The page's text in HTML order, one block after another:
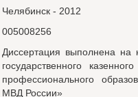
Челябинск - 2012
005008256
Диссертация выполнена на
государственного
профессионального
МВД России»